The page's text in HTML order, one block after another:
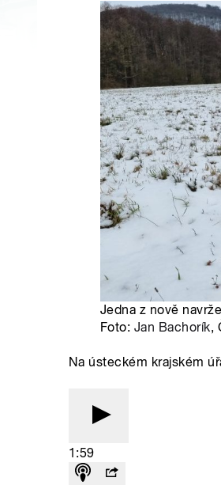
Jedna z nově
Foto: Jan Bachorík,
Na ústeckém krajském
1:59